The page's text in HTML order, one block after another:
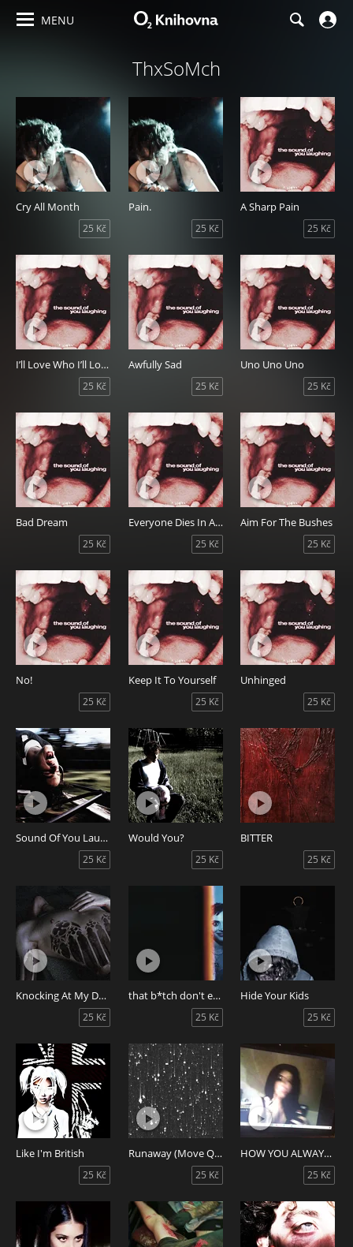
MENU
ThxSoMch
Cry All Month
25 Kč
Pain.
25 Kč
A Sharp Pain
25 Kč
I’ll Love Who I’ll Love
25 Kč
Awfully Sad
25 Kč
Uno Uno Uno
25 Kč
Bad Dream
25 Kč
Everyone Dies In A Costume
25 Kč
Aim For The Bushes
25 Kč
No!
25 Kč
Keep It To Yourself
25 Kč
Unhinged
25 Kč
Sound Of You Laughing
25 Kč
Would You?
25 Kč
BITTER
25 Kč
Knocking At My Door
25 Kč
that b*tch don't even kno my name...
25 Kč
Hide Your Kids
25 Kč
Like I'm British
25 Kč
Runaway (Move Quick)
25 Kč
HOW YOU ALWAYS LOOK SO GOOD?
25 Kč